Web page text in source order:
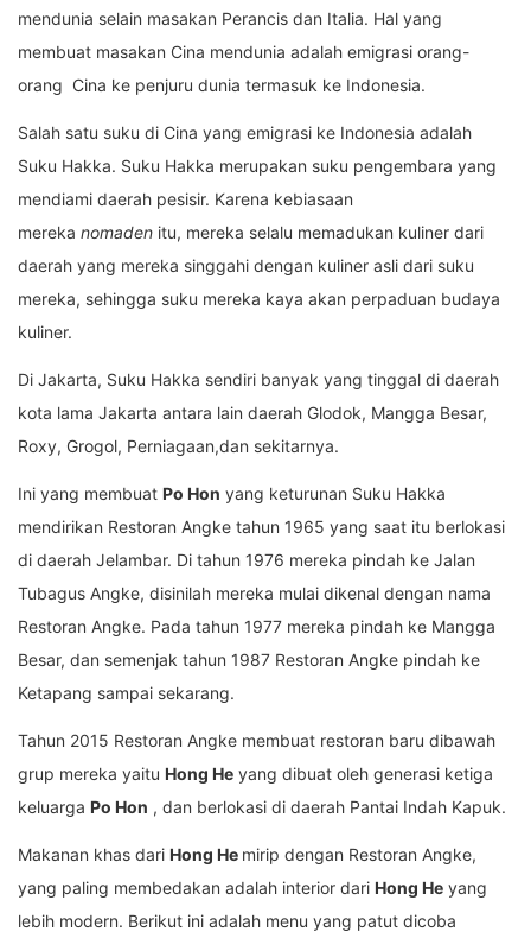
mendunia selain masakan Perancis dan Italia. Hal yang
membuat masakan Cina mendunia adalah emigrasi orang-
orang Cina ke penjuru dunia termasuk ke Indonesia.
Salah satu suku di Cina yang emigrasi ke Indonesia adalah
Suku Hakka. Suku Hakka merupakan suku pengembara yang
mendiami daerah pesisir. Karena kebiasaan
mereka nomaden itu, mereka selalu memadukan kuliner dari
daerah yang mereka singgahi dengan kuliner asli dari suku
mereka, sehingga suku mereka kaya akan perpaduan budaya
kuliner.
Di Jakarta, Suku Hakka sendiri banyak yang tinggal di daerah
kota lama Jakarta antara lain daerah Glodok, Mangga Besar,
Roxy, Grogol, Perniagaan,dan sekitarnya.
Ini yang membuat Po Hon yang keturunan Suku Hakka
mendirikan Restoran Angke tahun 1965 yang saat itu berlokasi
di daerah Jelambar. Di tahun 1976 mereka pindah ke Jalan
Tubagus Angke, disinilah mereka mulai dikenal dengan nama
Restoran Angke. Pada tahun 1977 mereka pindah ke Mangga
Besar, dan semenjak tahun 1987 Restoran Angke pindah ke
Ketapang sampai sekarang.
Tahun 2015 Restoran Angke membuat restoran baru dibawah
grup mereka yaitu Hong He yang dibuat oleh generasi ketiga
keluarga Po Hon , dan berlokasi di daerah Pantai Indah Kapuk.
Makanan khas dari Hong He mirip dengan Restoran Angke,
yang paling membedakan adalah interior dari Hong He yang
lebih modern. Berikut ini adalah menu yang patut dicoba